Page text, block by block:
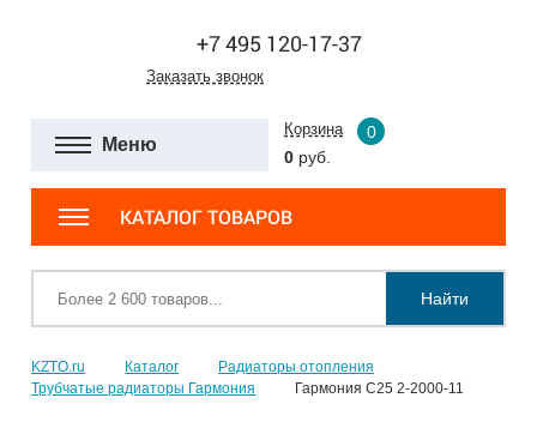
+7 495 120-17-37
Заказать звонок
Меню
Корзина
0
0 руб.
КАТАЛОГ ТОВАРОВ
Найти
KZTO.ru Каталог
Радиаторы отопления
Трубчатые радиаторы Гармония
Гармония С25 2-2000-11